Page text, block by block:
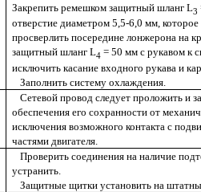
Закрепить ремешком защитный шлангL3
отверстие диаметром 5,5-6,0 мм,
просверлить посередине лонжерона на
защитный шлангL4 = 50 мм с рукавом к
исключить касание входного рукава и
Заполнить систему охлаждения.
Сетевой провод следует проложить и
обеспечения его сохранности от
исключения возможного контакта с
частями двигателя.
Проверить соединения на наличие
устранить.
Защитные щитки установить на